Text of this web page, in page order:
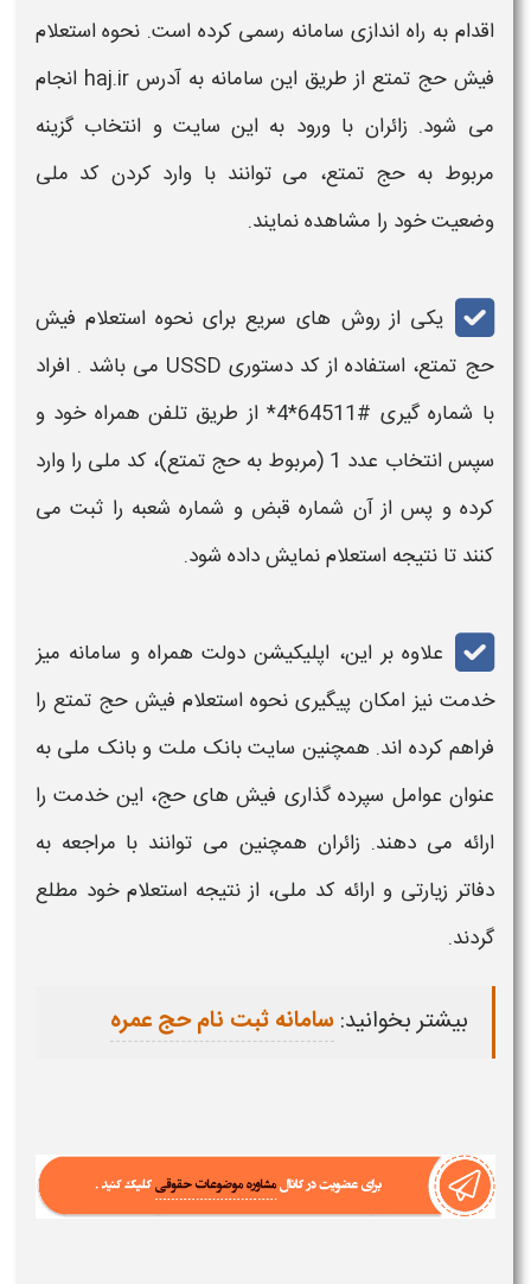
اقدام به راه اندازی سامانه رسمی کرده است. نحوه استعلام
فیش حج تمتع از طریق این سامانه به آدرس haj.ir
انجام
می شود. زائران با ورود به این سایت و انتخاب گزینه
مربوط به حج تمتع، می توانند با وارد کردن کد ملی
وضعیت خود را مشاهده نمایند.
یکی از روش های سریع برای نحوه استعلام فیش
حج تمتع، استفاده از کد دستوری USSD می باشد . افراد
با
شماره گیری #64511*4* از طریق تلفن همراه خود و
سپس انتخاب عدد 1 (مربوط به
حج تمتع)، کد ملی را وارد
کرده و پس از آن شماره قبض و شماره شعبه را ثبت می
کنند تا نتیجه استعلامنمایش داده شود.
علاوه بر این، اپلیکیشن دولت همراه و سامانه میز
خدمت نیز امکان پیگیری نحوه استعلام فیش حج تمتع را
فراهم کرده اند. همچنین سایت بانک ملت و بانک ملی به
عنوان عوامل سپرده گذاری فیش های حج، این خدمت را
ارائه می دهند. زائران همچنین می توانند با مراجعه به
دفاتر زیارتی و ارائه کد ملی، از نتیجه استعلام خود مطلع
گردند.
بیشتر بخوانید:سامانه ثبت نام حج عمره